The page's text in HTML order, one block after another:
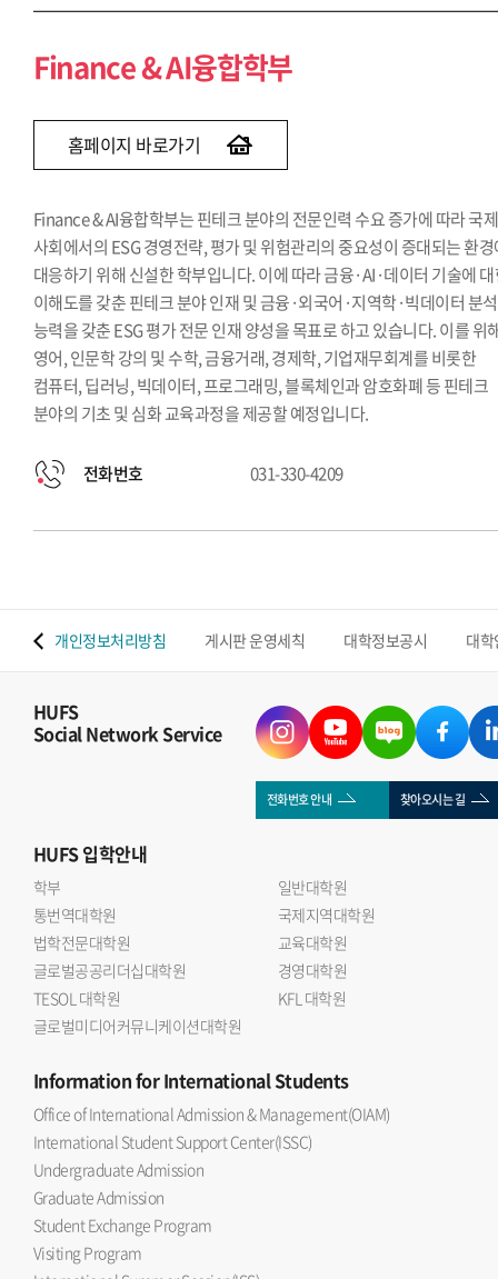
Finance & AI융합학부
홈페이지 바로가기
Finance & AI융합학부는 핀테크 분야의 전문인력 수요 증가에 따라 국제
사회에서의 ESG 경영전략, 평가 및 위험관리의 중요성이 증대되는 환
대응하기 위해 신설한 학부입니다. 이에 따라 금융·AI·데이터 기술에
이해도를 갖춘 핀테크 분야 인재 및 금융·외국어·지역학·빅데이터 분석
능력을 갖춘 ESG 평가 전문 인재 양성을 목표로 하고 있습니다. 이를 위
영어, 인문학 강의 및 수학, 금융거래, 경제학, 기업재무회계를 비롯한
컴퓨터, 딥러닝, 빅데이터, 프로그래밍, 블록체인과 암호화폐 등 핀테크
분야의 기초 및 심화 교육과정을 제공할 예정입니다.
전화번호 031-330-4209
개인정보처리방침 게시판 운영세칙 대학정보공시 대
HUFS
Social Network Service
전화번호 안내 찾아오시는 길
HUFS입학안내
학부
일반대학원
통번역대학원
국제지역대학원
법학전문대학원
교육대학원
글로벌공공리더십대학원
경영대학원
TESOL 대학원
KFL 대학원
글로벌미디어커뮤니케이션대학원
Informationfor International Students
Office of International Admission & Management(OIAM)
International Student Support Center(ISSC)
Undergraduate Admission
Graduate Admission
Student Exchange Program
Visiting Program